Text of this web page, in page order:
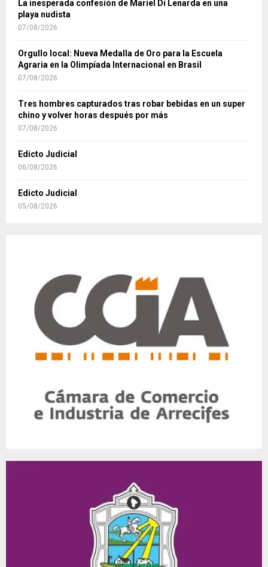
La inesperada confesión de Mariel Di Lenarda en una
playa nudista
07/08/2026
Orgullo local: Nueva Medalla de Oro para la Escuela
Agraria en la Olimpíada Internacional en Brasil
07/08/2026
Tres hombres capturados tras robar bebidas en un super
chino y volver horas después por más
07/08/2026
Edicto Judicial
06/08/2026
Edicto Judicial
05/08/2026